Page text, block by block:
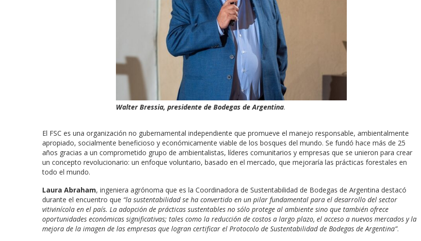
Walter Bressia, presidente de Bodegas de Argentina.
El FSC es una organización no gubernamental independiente que promueve el manejo responsable, ambientalmente
apropiado, socialmente beneficioso y económicamente viable de los bosques del mundo. Se fundó hace más de 25
años gracias a un comprometido grupo de ambientalistas, líderes comunitarios y empresas que se unieron para crear
un concepto revolucionario: un enfoque voluntario, basado en el mercado, que mejoraría las prácticas forestales en
todo el mundo.
Laura Abraham, ingeniera agrónoma que es la Coordinadora de Sustentabilidad de Bodegas de Argentina destacó
durante el encuentro que “la sustentabilidad se ha convertido en un pilar fundamental para el desarrollo del sector
vitivinícola en el país. La adopción de prácticas sustentables no sólo protege al ambiente sino que también ofrece
oportunidades económicas significativas; tales como la reducción de costos a largo plazo, el acceso a nuevos mercados y la
mejora de la imagen de las empresas que logran certificar el Protocolo de Sustentabilidad de Bodegas de Argentina”.